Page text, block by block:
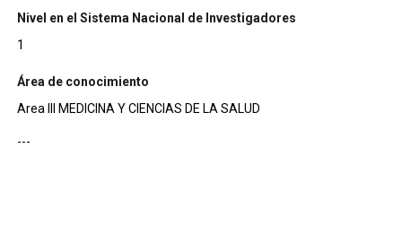
Nivel en el Sistema Nacional de Investigadores
1
Área de conocimiento
Area III MEDICINA Y CIENCIAS DE LA SALUD
---